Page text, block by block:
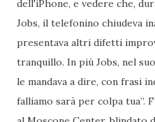
dell'iPhone, e vedere che,
Jobs, il telefonino chiudeva
presentava altri difetti
tranquillo. In più Jobs, nel
le mandava a dire, con frasi
falliamo sarà per colpa tua”.